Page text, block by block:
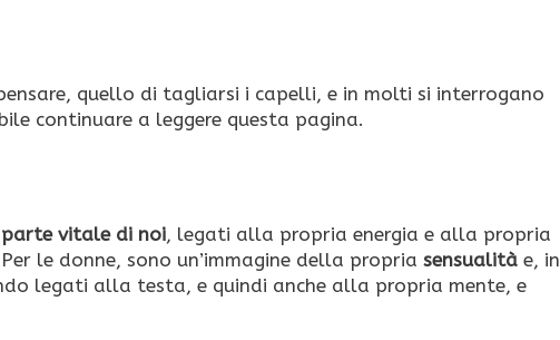
quello di tagliarsi i capelli, e in molti si interrogano
continuare a leggere questa pagina.
parte vitale di noi, legati alla propria energia e alla propria
le donne, sono un’immagine della propria sensualità e, in
legati alla testa, e quindi anche alla propria mente, e